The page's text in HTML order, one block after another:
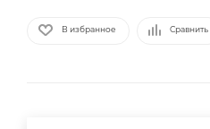
В избранное Сравнить